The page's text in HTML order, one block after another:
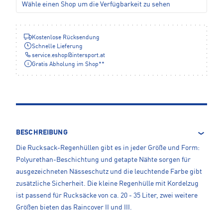
Wähle einen Shop um die Verfügbarkeit zu sehen
Kostenlose Rücksendung
Schnelle Lieferung
service.eshop@intersport.at
Gratis Abholung im Shop**
BESCHREIBUNG
Die Rucksack-Regenhüllen gibt es in jeder Größe und Form:
Polyurethan-Beschichtung und getapte Nähte sorgen für
ausgezeichneten Nässeschutz und die leuchtende Farbe gibt
zusätzliche Sicherheit. Die kleine Regenhülle mit Kordelzug
ist passend für Rucksäcke von ca. 20 - 35 Liter, zwei weitere
Größen bieten das Raincover II und III.